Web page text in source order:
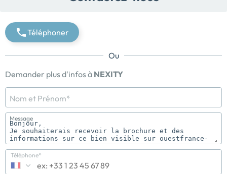
Téléphoner
Ou
Demander plus d'infos à NEXITY
Nom et Prénom*
Message
Téléphone*